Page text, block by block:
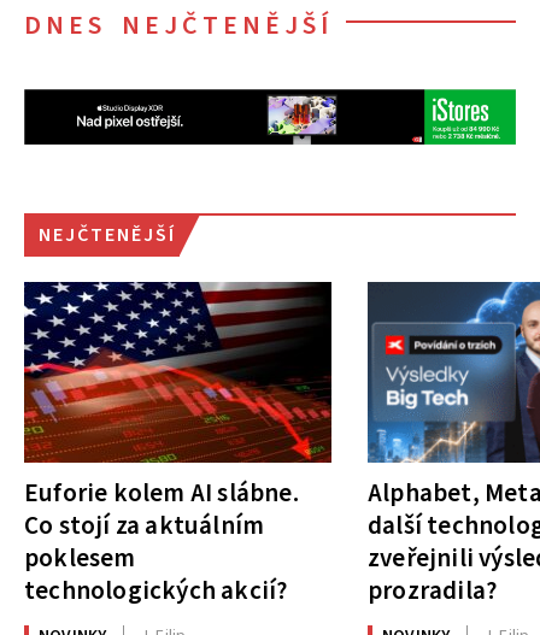
DNES NEJČTENĚJŠÍ
NEJČTENĚJŠÍ
Euforie kolem AI slábne.
Co stojí za aktuálním
poklesem
technologických akcií?
Alphabet,
další
zveřejnili
prozradila?